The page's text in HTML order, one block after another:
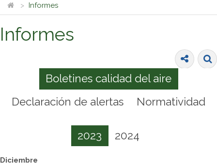
Informes
Informes
Boletines calidad del aire
Declaración de alertas
Normatividad
2023 2024
Diciembre